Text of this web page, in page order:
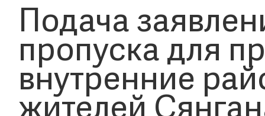
Подача
пропуска для
внутренние